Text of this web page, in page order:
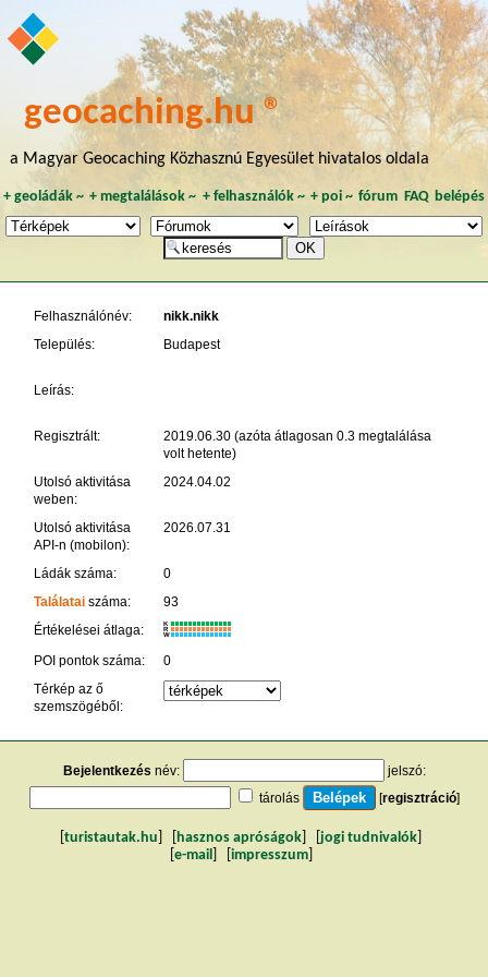
geocaching.hu ®
a Magyar Geocaching Közhasznú Egyesület hivatalos oldala
+ geoládák~ +megtalálások ~ + felhasználók~ + poi~ fórum FAQ belépés
Felhasználónév:
nikk.nikk
Település:
Budapest
Leírás:
Regisztrált:
2019.06.30 (azóta átlagosan 0.3 megtalálása
volt hetente)
Utolsó aktivitása
weben:
2024.04.02
Utolsó aktivitása
API-n (mobilon):
2026.07.31
Ládák száma:
0
Találataiszáma:
93
Értékelései átlaga:
K
R
W
POI pontok száma:
0
Térkép az ő
szemszögéből:
Bejelentkezés név:
jelszó:
tárolás
[regisztráció]
turistautak.hu hasznos apróságok jogi tudnivalók
e-mail impresszum]